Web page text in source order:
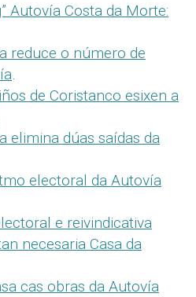
Autovía Costa da Morte:
reduce o número de
.
de Coristanco esixen a
elimina dúas saídas da
electoral da Autovía
e reivindicativa
necesaria Casa da
cas obras da Autovía